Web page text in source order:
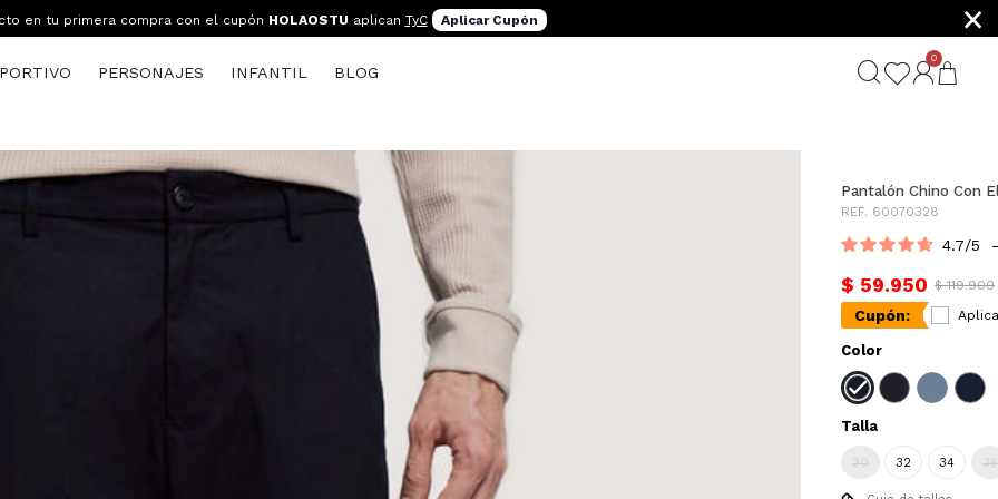
en tu primera compra con el cupón HOLAOSTU aplican TyC Aplicar Cupón ×
PERSONAJES INFANTIL BLOG
0
Pantalón Chino Con
REF. 60070328
4.7/5
$ 59.950 $ 119.900
Cupón:
Color
Talla
30 32 34 36